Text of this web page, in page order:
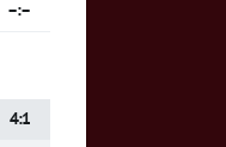
–:–
4:1